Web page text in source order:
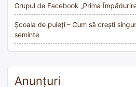
Grupul de Facebook „Prima
Școala de puieți – Cum să crești
semințe
Anunțuri